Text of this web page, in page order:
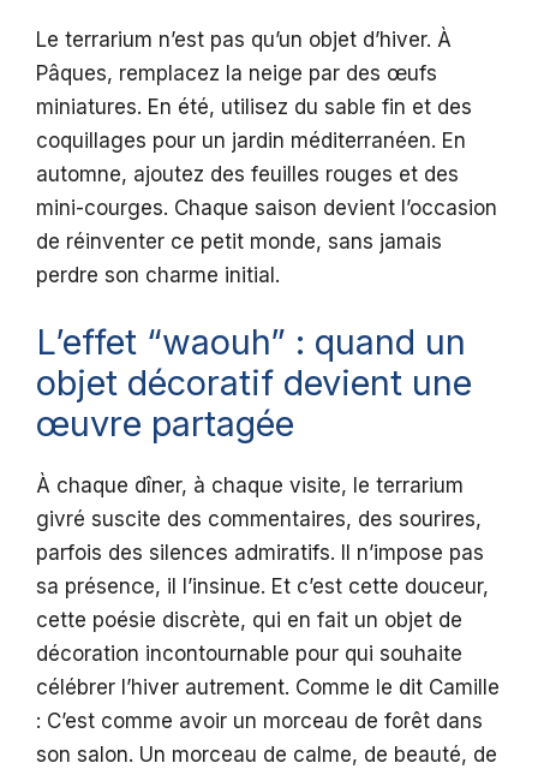
Le terrarium n’est pas qu’un objet d’hiver. À
Pâques, remplacez la neige par des œufs
miniatures. En été, utilisez du sable fin et des
coquillages pour un jardin méditerranéen. En
automne, ajoutez des feuilles rouges et des
mini-courges. Chaque saison devient l’occasion
de réinventer ce petit monde, sans jamais
perdre son charme initial.
L’effet “waouh” : quand un
objet décoratif devient une
œuvre partagée
À chaque dîner, à chaque visite, le terrarium
givré suscite des commentaires, des sourires,
parfois des silences admiratifs. Il n’impose pas
sa présence, il l’insinue. Et c’est cette douceur,
cette poésie discrète, qui en fait un objet de
décoration incontournable pour qui souhaite
célébrer l’hiver autrement. Comme le dit Camille
: C’est comme avoir un morceau de forêt dans
son salon. Un morceau de calme, de beauté, de